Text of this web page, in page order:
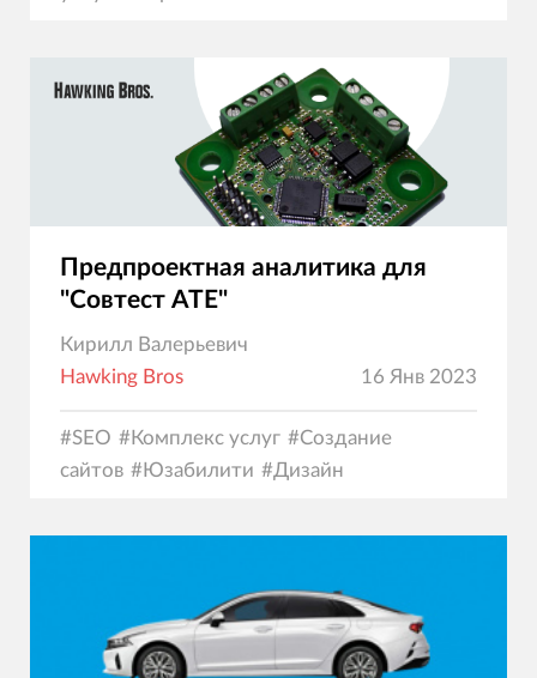
Предпроектная аналитика для
"Совтест АТЕ"
Кирилл Валерьевич
Hawking Bros
16 Янв 2023
#SEO #Комплекс услуг #Создание
сайтов #Юзабилити #Дизайн